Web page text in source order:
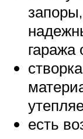
гаража
есть